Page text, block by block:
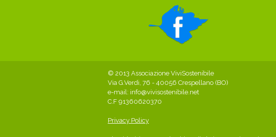
© 2013 Associazione ViviSostenibile
Via G.Verdi, 76 - 40056 Crespellano (BO)
e-mail: info@vivisostenibile.net
C.F 91360620370
Privacy Policy